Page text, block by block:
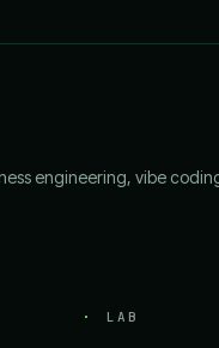
engineering, vibe
LAB